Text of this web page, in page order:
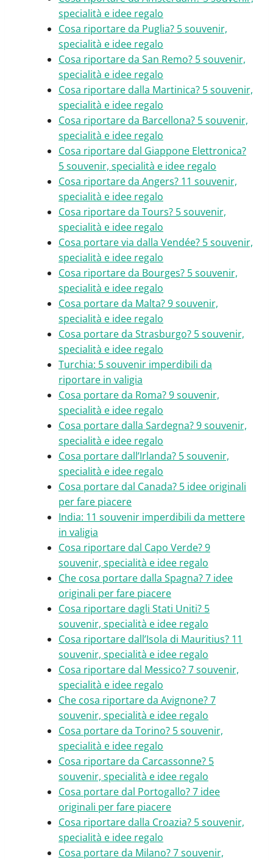
specialità e idee regalo
Cosa riportare da Puglia? 5 souvenir,
specialità e idee regalo
Cosa riportare da San Remo? 5 souvenir,
specialità e idee regalo
Cosa riportare dalla Martinica? 5 souvenir,
specialità e idee regalo
Cosa riportare da Barcellona? 5 souvenir,
specialità e idee regalo
Cosa riportare dal Giappone Elettronica?
5 souvenir, specialità e idee regalo
Cosa riportare da Angers? 11 souvenir,
specialità e idee regalo
Cosa riportare da Tours? 5 souvenir,
specialità e idee regalo
Cosa portare via dalla Vendée? 5 souvenir,
specialità e idee regalo
Cosa riportare da Bourges? 5 souvenir,
specialità e idee regalo
Cosa portare da Malta? 9 souvenir,
specialità e idee regalo
Cosa portare da Strasburgo? 5 souvenir,
specialità e idee regalo
Turchia: 5 souvenir imperdibili da
riportare in valigia
Cosa portare da Roma? 9 souvenir,
specialità e idee regalo
Cosa portare dalla Sardegna? 9 souvenir,
specialità e idee regalo
Cosa portare dall’Irlanda? 5 souvenir,
specialità e idee regalo
Cosa portare dal Canada? 5 idee originali
per fare piacere
India: 11 souvenir imperdibili da mettere
in valigia
Cosa riportare dal Capo Verde? 9
souvenir, specialità e idee regalo
Che cosa portare dalla Spagna? 7 idee
originali per fare piacere
Cosa riportare dagli Stati Uniti? 5
souvenir, specialità e idee regalo
Cosa riportare dall’Isola di Mauritius? 11
souvenir, specialità e idee regalo
Cosa riportare dal Messico? 7 souvenir,
specialità e idee regalo
Che cosa riportare da Avignone? 7
souvenir, specialità e idee regalo
Cosa portare da Torino? 5 souvenir,
specialità e idee regalo
Cosa riportare da Carcassonne? 5
souvenir, specialità e idee regalo
Cosa portare dal Portogallo? 7 idee
originali per fare piacere
Cosa riportare dalla Croazia? 5 souvenir,
specialità e idee regalo
Cosa portare da Milano? 7 souvenir,